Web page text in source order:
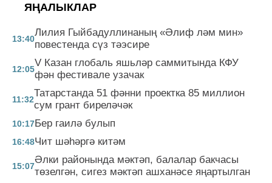
ЯҢАЛЫКЛАР
13:40
Лилия Гыйбадуллинаның «Әлиф ләм мин»
повестенда сүз тәэсире
12:05
V Казан глобаль яшьләр саммитында КФУ
фән фестивале узачак
11:32
Татарстанда 51 фәнни проектка 85 миллион
сум грант биреләчәк
10:17Бер гаилә булып
16:48Чит шәһәргә китәм
15:07
Әлки районында мәктәп, балалар бакчасы
төзелгән, сигез мәктәп ашханәсе яңартылган